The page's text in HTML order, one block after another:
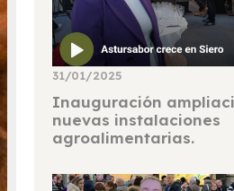
31/01/2025
Inauguración
nuevas instalaciones
agroalimentarias.